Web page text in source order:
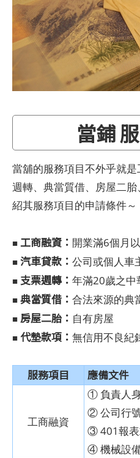
當鋪
當舖的服務項目不外乎就
週轉、典當質借、房屋二
紹其服務項目的申請條件～
■ 工商融資： 開業滿6個月
■ 汽車貸款： 公司或個人車
■ 支票週轉： 年滿20歲之中
■ 典當質借： 合法來源的典
■ 房屋二胎： 自有房屋
■ 代墊款項： 無信用不良紀
服務項目 應備文件
工商融資
① 負責人
② 公司行
③ 401報表
④ 機械設